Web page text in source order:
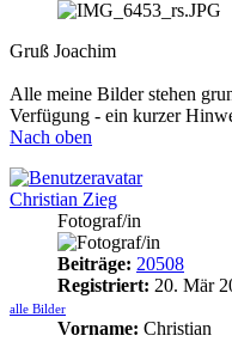
Gruß Joachim
Alle meine Bilder stehen
Verfügung - ein kurzer
Nach oben
Christian Zieg
Fotograf/in
Beiträge: 20508
Registriert: 20. Mär
alle Bilder
Vorname: Christian